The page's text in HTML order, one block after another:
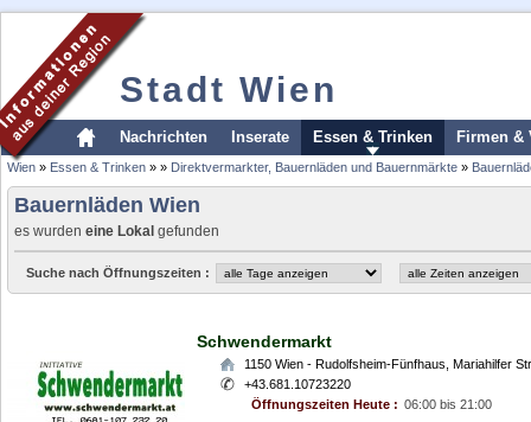
Stadt Wien
Nachrichten Inserate Essen & Trinken Firmen &
Wien » Essen & Trinken » » Direktvermarkter, Bauernläden und Bauernmärkte »
Bauernläden Wien
es wurden eine Lokal gefunden
Suche nach Öffnungszeiten :
Schwendermarkt
1150 Wien - Rudolfsheim-Fünfhaus Mariahilfer
+43.681.10723220
Öffnungszeiten Heute : 06:00 bis 21:00